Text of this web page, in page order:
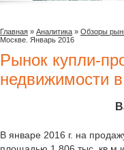
Главная » Аналитика » Обзоры
Москве. Январь 2016
Рынок купли-
недвижимости
В январе 2016 г. на